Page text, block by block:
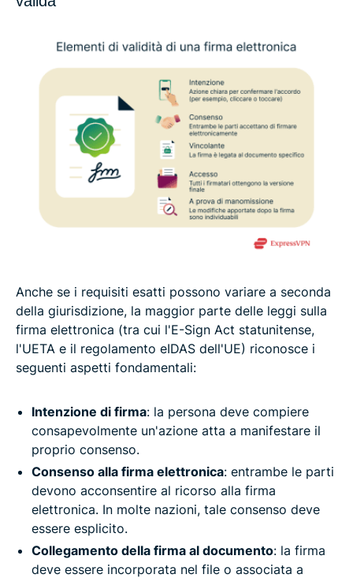
Anche se i requisiti esatti possono variare a seconda
della giurisdizione, la maggior parte delle leggi sulla
firma elettronica (tra cui l'E-Sign Act statunitense,
l'UETA e il regolamento eIDAS dell'UE) riconosce i
seguenti aspetti fondamentali:
Intenzione di firma: la persona deve compiere
consapevolmente un'azione atta a manifestare il
proprio consenso.
Consenso alla firma elettronica: entrambe le parti
devono acconsentire al ricorso alla firma
elettronica. In molte nazioni, tale consenso deve
essere esplicito.
Collegamento della firma al documento: la firma
deve essere incorporata nel file o associata a